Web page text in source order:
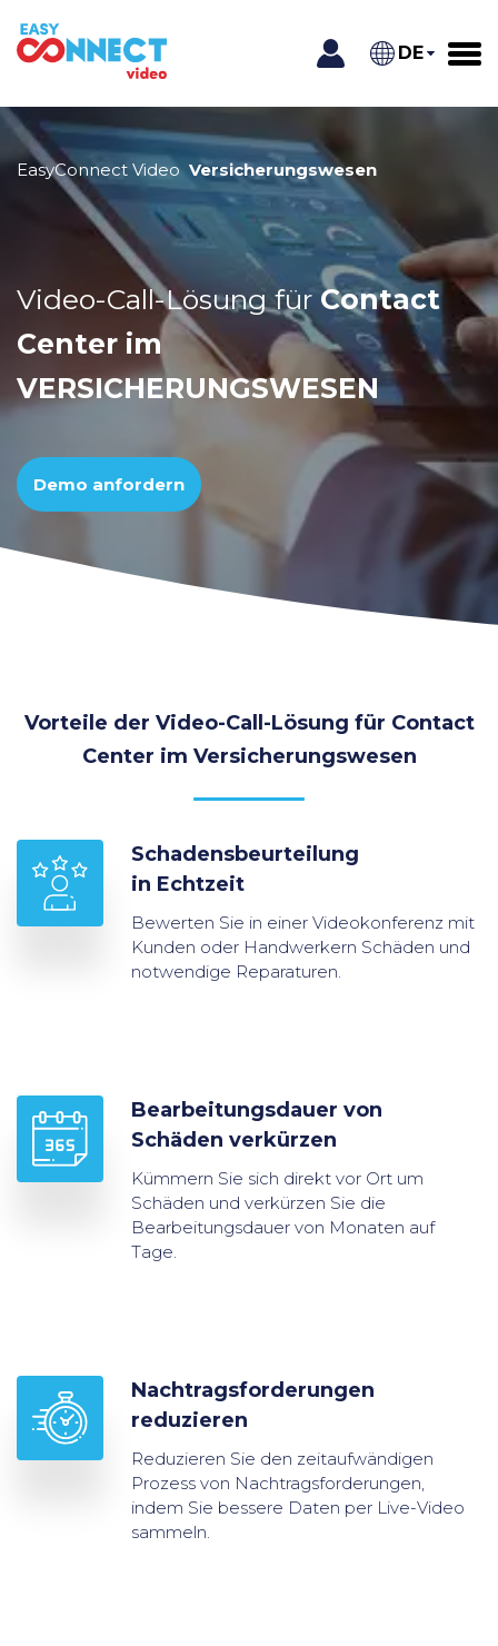
DE
EasyConnect Video Versicherungswesen
Video-Call-Lösung für Contact
Center im
VERSICHERUNGSWESEN
Demo anfordern
Vorteile der Video-Call-Lösung für Contact
Center im Versicherungswesen
Schadensbeurteilung
in Echtzeit
Bewerten Sie in einer Videokonferenz mit
Kunden oder Handwerkern Schäden und
notwendige Reparaturen.
Bearbeitungsdauer von
Schäden verkürzen
Kümmern Sie sich direkt vor Ort um
Schäden und verkürzen Sie die
Bearbeitungsdauer von Monaten auf
Tage.
Nachtragsforderungen
reduzieren
Reduzieren Sie den zeitaufwändigen
Prozess von Nachtragsforderungen,
indem Sie bessere Daten per Live-Video
sammeln.